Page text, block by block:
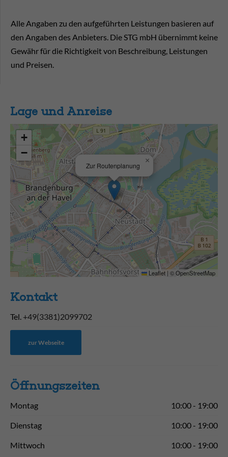
Alle Angaben zu den aufgeführten Leistungen basieren auf
den Angaben des Anbieters. Die STG mbH übernimmt keine
Gewähr für die Richtigkeit von Beschreibung, Leistungen
und Preisen.
Lage und Anreise
Zur Routenplanung
×
+
−
Leaflet | ©OpenStreetMap
Kontakt
Tel. +49(3381)2099702
zur Webseite
Öffnungs­zeiten
Montag 10:00 - 19:00
Dienstag 10:00 - 19:00
Mittwoch 10:00 - 19:00